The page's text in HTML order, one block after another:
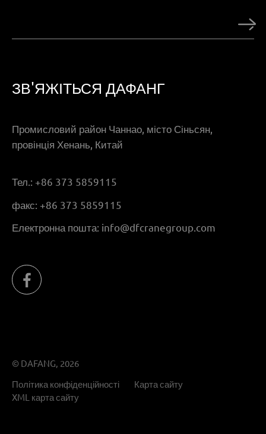
ЗВ'ЯЖІТЬСЯ ДАФАНГ
Промисловий район Чаннао, місто Сіньсян,
провінція Хенань, Китай
Тел.: +86 373 5859115
факс: +86 373 5859115
Електронна пошта: info@dfcranegroup.com
© DAFANG, 2026
Політика конфіденційності
Карта сайту
XML карта сайту